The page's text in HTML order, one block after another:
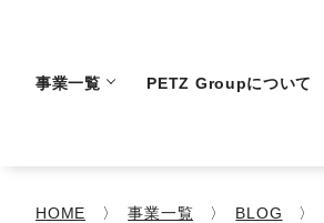
事業一覧 PETZ Groupについて
HOME 事業一覧 BLOG